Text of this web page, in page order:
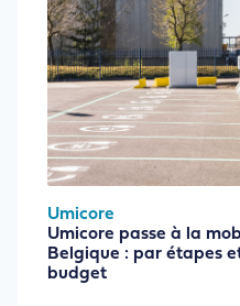
Umicore
Umicore passe à la
Belgique : par étapes
budget